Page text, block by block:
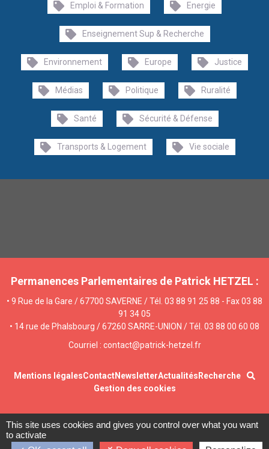
Emploi & Formation Energie
Enseignement Sup & Recherche
Environnement Europe Justice
Médias Politique Ruralité
Santé Sécurité & Défense
Transports & Logement Vie sociale
Permanences Parlementaires de Patrick HETZEL :
• 9 Rue de la Gare / 67700 SAVERNE / Tél. 03 88 91 25 88 - Fax 03 88
91 34 05
• 14 rue de Phalsbourg / 67260 SARRE-UNION / Tél. 03 88 00 60 08
Courriel : contact@patrick-hetzel.fr
Mentions légalesContactNewsletterActualités Recherche
Gestion des cookies
This site uses cookies and gives you control over what you want
to activate